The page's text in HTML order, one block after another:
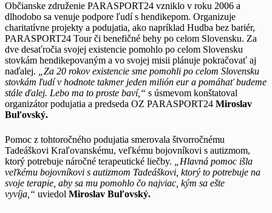
Občianske združenie PARASPORT24 vzniklo v roku 2006 a
dlhodobo sa venuje podpore ľudí s hendikepom. Organizuje
charitatívne projekty a podujatia, ako napríklad Hudba bez bariér,
PARASPORT24 Tour či benefičné behy po celom Slovensku. Za
dve desaťročia svojej existencie pomohlo po celom Slovensku
stovkám hendikepovaným a vo svojej misii plánuje pokračovať aj
naďalej.
„Za 20 rokov existencie sme pomohli po celom Slovensku
stovkám ľudí v hodnote takmer jeden milión eur a pomáhať budeme
stále ďalej. Lebo ma to proste baví,“ s úsmevom konštatoval
organizátor podujatia a predseda OZ PARASPORT24 Miroslav
Buľovský.
Pomoc z tohtoročného podujatia smerovala štvorročnému
Tadeáškovi Kraľovanskému, veľkému bojovníkovi s autizmom,
ktorý potrebuje náročné terapeutické liečby.
„Hlavná pomoc išla
veľkému bojovníkovi s autizmom Tadeáškovi, ktorý to potrebuje na
svoje terapie, aby sa mu pomohlo čo najviac, kým sa ešte
vyvíja,“ uviedol Miroslav Buľovský.